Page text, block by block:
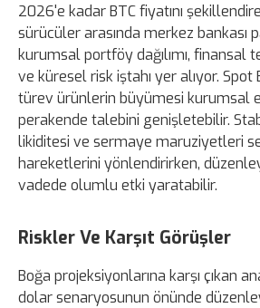
2026'e kadar BTC fiyatını
sürücüler arasında merkez bankası
kurumsal portföy dağılımı, finansal
ve küresel risk iştahı yer alıyor. Spot
türev ürünlerin büyümesi kurumsal
perakende talebini genişletebilir.
likiditesi ve sermaye maruziyetleri
hareketlerini yönlendirirken,
vadede olumlu etki yaratabilir.
Riskler Ve Karşıt Görüşler
Boğa projeksiyonlarına karşı çıkan
dolar senaryosunun önünde